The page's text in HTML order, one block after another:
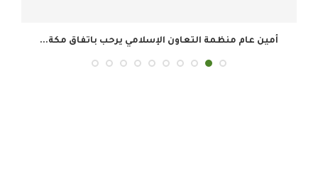
أمين عام منظمة التعاون الإسلامي يرحب باتفاق مكة...